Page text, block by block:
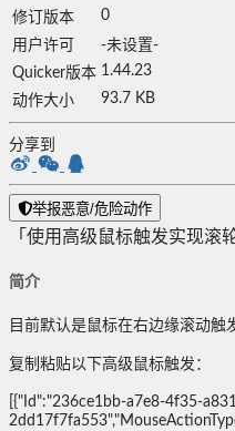
修订版本
0
用户许可
-未设置-
Quicker版本 1.44.23
动作大小
93.7 KB
分享到
举报恶意/危险动作
「使用高级鼠标触发实现滚
简介
目前默认是鼠标在右边缘滚动触
复制粘贴以下高级鼠标触发：
[{"Id":"236ce1bb-a7e8-4f35-